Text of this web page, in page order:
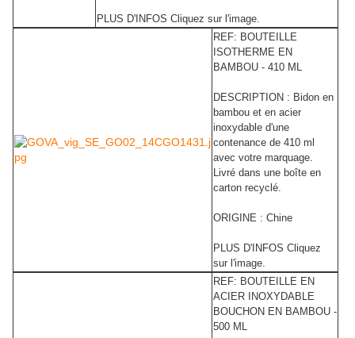
PLUS D'INFOS Cliquez sur l'image.
REF: BOUTEILLE
ISOTHERME EN
BAMBOU - 410 ML
DESCRIPTION : Bidon en
bambou et en acier
inoxydable d'une
contenance de 410 ml
avec votre marquage.
Livré dans une boîte en
carton recyclé.
ORIGINE : Chine
PLUS D'INFOS Cliquez
sur l'image.
REF: BOUTEILLE EN
ACIER INOXYDABLE
BOUCHON EN BAMBOU -
500 ML